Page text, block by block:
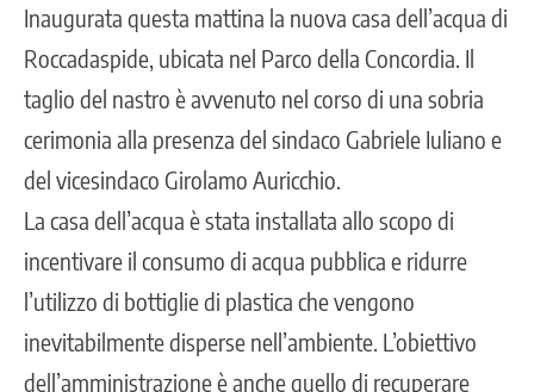
Inaugurata questa mattina la nuova casa dell’acqua di
Roccadaspide, ubicata nel Parco della Concordia. Il
taglio del nastro è avvenuto nel corso di una sobria
cerimonia alla presenza del sindaco Gabriele Iuliano e
del vicesindaco Girolamo Auricchio.
La casa dell’acqua è stata installata allo scopo di
incentivare il consumo di acqua pubblica e ridurre
l’utilizzo di bottiglie di plastica che vengono
inevitabilmente disperse nell’ambiente. L’obiettivo
dell’amministrazione è anche quello di recuperare